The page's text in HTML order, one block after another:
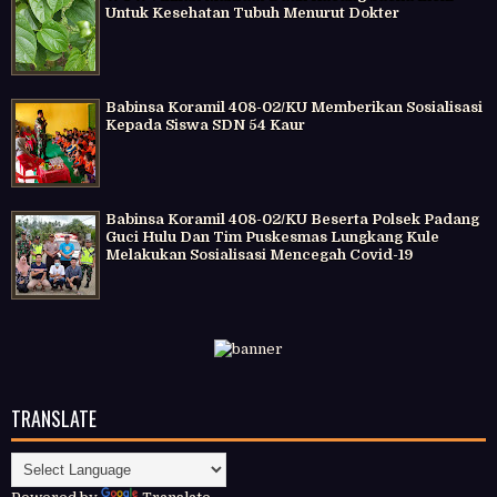
Untuk Kesehatan Tubuh Menurut Dokter
Babinsa Koramil 408-02/KU Memberikan Sosialisasi
Kepada Siswa SDN 54 Kaur
Babinsa Koramil 408-02/KU Beserta Polsek Padang
Guci Hulu Dan Tim Puskesmas Lungkang Kule
Melakukan Sosialisasi Mencegah Covid-19
TRANSLATE